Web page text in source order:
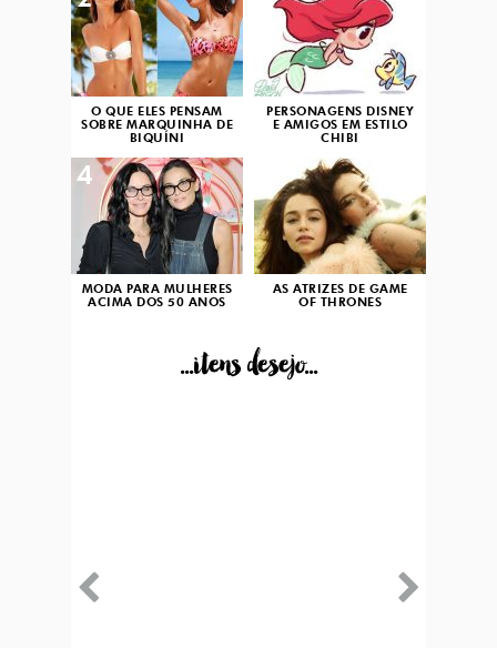
O QUE ELES PENSAM
SOBRE MARQUINHA DE
BIQUÍNI
PERSONAGENS DISNEY
E AMIGOS EM ESTILO
CHIBI
MODA PARA MULHERES
ACIMA DOS 50 ANOS
4
AS ATRIZES DE GAME
OF THRONES
...itens desejo...